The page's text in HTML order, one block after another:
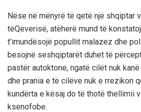
Nëse në mënyrë të qetë një shqiptar
tëQeverisë, atëherë mund të
t’imundësojë popullit malazez dhe
besojnë seshqiptarët duhet të
pastër autoktone, ngatë cilët nuk kanë
dhe prania e të cilëve nuk e rrezikon
kundërta e kësaj do të thotë thellimii
ksenofobe.